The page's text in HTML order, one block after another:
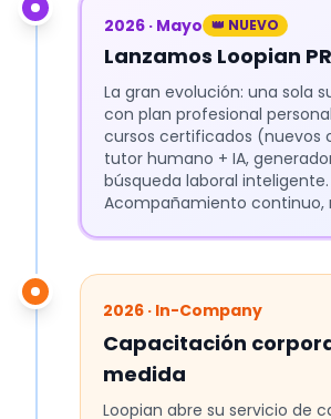
2026 · Mayo 👑 NUEVO
Lanzamos Loopian
La gran evolución: una sola
con plan profesional
cursos certificados (nuevos
tutor humano + IA,
búsqueda laboral inteligente.
Acompañamiento continuo,
2026 · In-Company
Capacitación
medida
Loopian abre su servicio de